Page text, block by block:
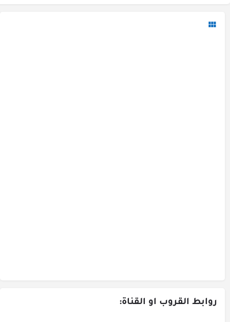
روابط القروب او القناة: